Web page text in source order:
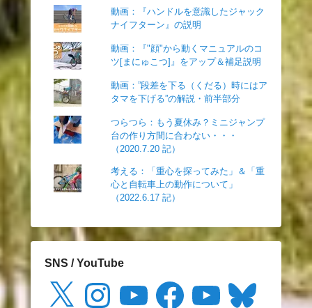
動画：『ハンドルを意識したジャック
ナイフターン』の説明
動画：『"顔"から動くマニュアルのコ
ツ[まにゅこつ]』をアップ＆補足説明
動画：”段差を下る（くだる）時にはア
タマを下げる”の解説・前半部分
つらつら：もう夏休み？ミニジャンプ
台の作り方間に合わない・・・
（2020.7.20 記）
考える：「重心を探ってみた」＆「重
心と自転車上の動作について」
（2022.6.17 記）
SNS / YouTube
Instagram Facebook Bluesky